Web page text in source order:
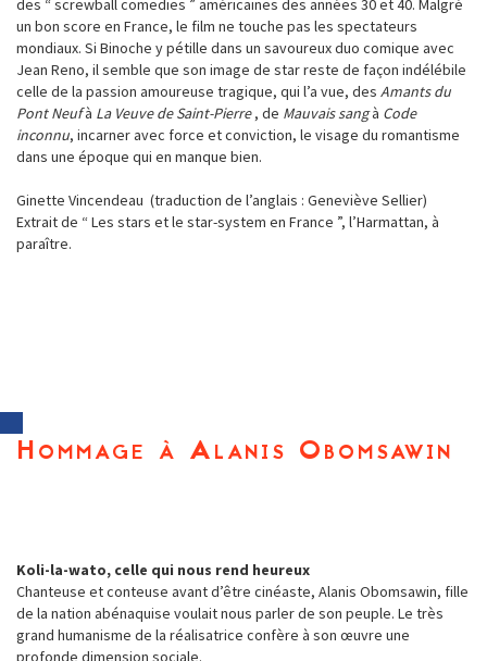
des “ screwball comedies ” américaines des années 30 et 40. Malgré
un bon score en France, le film ne touche pas les spectateurs
mondiaux. Si Binoche y pétille dans un savoureux duo comique avec
Jean Reno, il semble que son image de star reste de façon indélébile
celle de la passion amoureuse tragique, qui l’a vue, des Amants du
Pont Neufà La Veuve de Saint-Pierre, de Mauvais sangà Code
inconnu, incarner avec force et conviction, le visage du romantisme
dans une époque qui en manque bien.
Ginette Vincendeau (traduction de l’anglais : Geneviève Sellier)
Extrait de “ Les stars et le star-system en France ”, l’Harmattan, à
paraître.
Hommage à Alanis Obomsawin
Koli-la-wato, celle qui nous rend heureux
Chanteuse et conteuse avant d’être cinéaste, Alanis Obomsawin, fille
de la nation abénaquise voulait nous parler de son peuple. Le très
grand humanisme de la réalisatrice confère à son œuvre une
profonde dimension sociale.